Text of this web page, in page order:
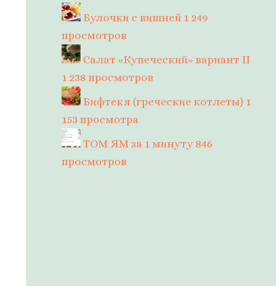
Булочки с вишней 1 249
просмотров
Салат «Купеческий» вариант II
1 238 просмотров
Бифтекя (греческие котлеты) 1
153 просмотра
ТОМ ЯМ за 1 минуту 846
просмотров